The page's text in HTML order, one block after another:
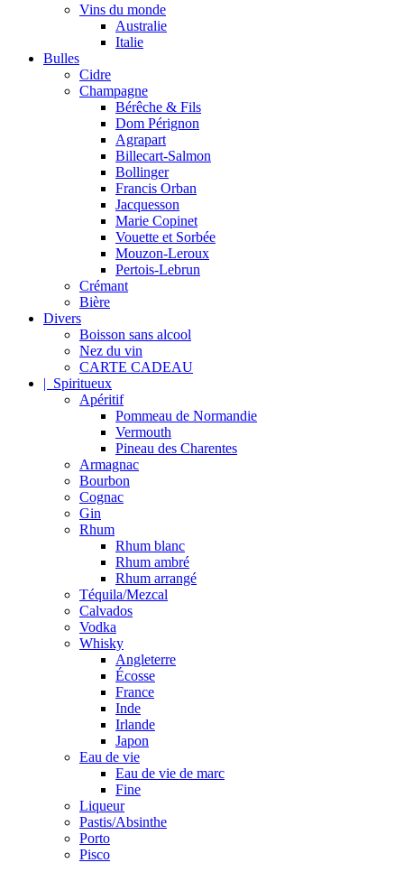
Vins du monde
Australie
Italie
Bulles
Cidre
Champagne
Bérêche & Fils
Dom Pérignon
Agrapart
Billecart-Salmon
Bollinger
Francis Orban
Jacquesson
Marie Copinet
Vouette et Sorbée
Mouzon-Leroux
Pertois-Lebrun
Crémant
Bière
Divers
Boisson sans alcool
Nez du vin
CARTE CADEAU
| Spiritueux
Apéritif
Pommeau de Normandie
Vermouth
Pineau des Charentes
Armagnac
Bourbon
Cognac
Gin
Rhum
Rhum blanc
Rhum ambré
Rhum arrangé
Téquila/Mezcal
Calvados
Vodka
Whisky
Angleterre
Écosse
France
Inde
Irlande
Japon
Eau de vie
Eau de vie de marc
Fine
Liqueur
Pastis/Absinthe
Porto
Pisco